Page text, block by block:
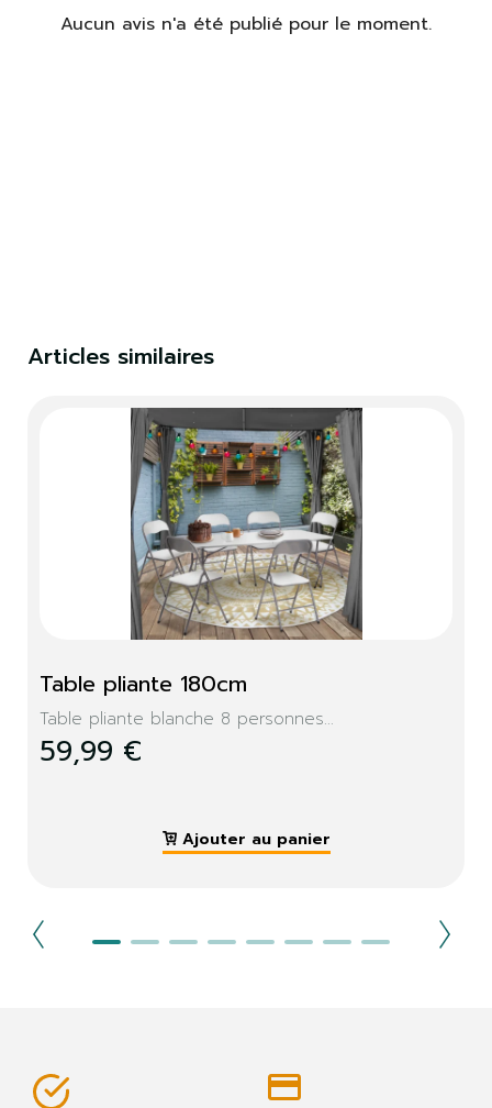
Aucun avis n'a été publié pour le moment.
Articles similaires
Table pliante 180cm
Table pliante blanche 8 personnes...
59,99 €
Ajouter au panier